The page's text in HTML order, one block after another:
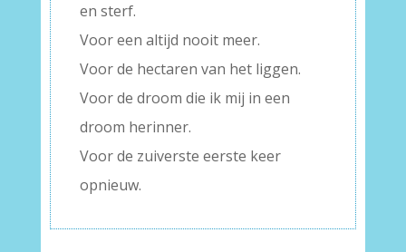
en sterf.
Voor een altijd nooit meer.
Voor de hectaren van het liggen.
Voor de droom die ik mij in een
droom herinner.
Voor de zuiverste eerste keer
opnieuw.